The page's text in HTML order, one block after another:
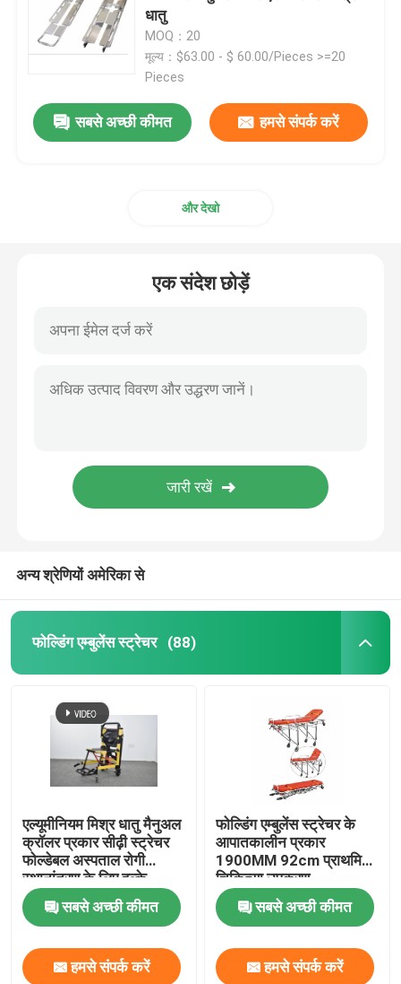
फोल्डिंग एम्बुलेंस स्ट्रेचर
फोल्डिंग मेडिकल स्ट्रेचर
आपातकालीन बचाव स्ट्रेचर
इलेक्ट्रिक अस्पताल बिस्तर
मैनुअल अस्पताल के बिस्तर
सर्जिकल ऑपरेटिंग टेबल
रोगी स्थानांतरण ट्रॉली
चिकित्सा उपकरण ट्रॉली
आपातकालीन मोबाइल स्ट्रेचर
अस्पताल चिकित्सा फर्नीचर
धातु
MOQ：20
मूल्य：$63.00 - $ 60.00/Pieces >=20
Pieces
सबसे अच्छी कीमत हमसे संपर्क करें
और देखो
एक संदेश छोड़ें
अन्य श्रेणियों अमेरिका से
फोल्डिंग एम्बुलेंस स्ट्रेचर (88)
एल्यूमीनियम मिश्र धातु मैनुअल
क्रॉलर प्रकार सीढ़ी स्ट्रेचर
फोल्डेबल अस्पताल रोगी
स्थानांतरण के लिए हल्के
सबसे अच्छी कीमत
हमसे संपर्क करें
फोल्डिंग एम्बुलेंस स्ट्रेचर के
आपातकालीन प्रकार
1900MM 92cm प्राथमिक
चिकित्सा उपकरण
सबसे अच्छी कीमत
हमसे संपर्क करें